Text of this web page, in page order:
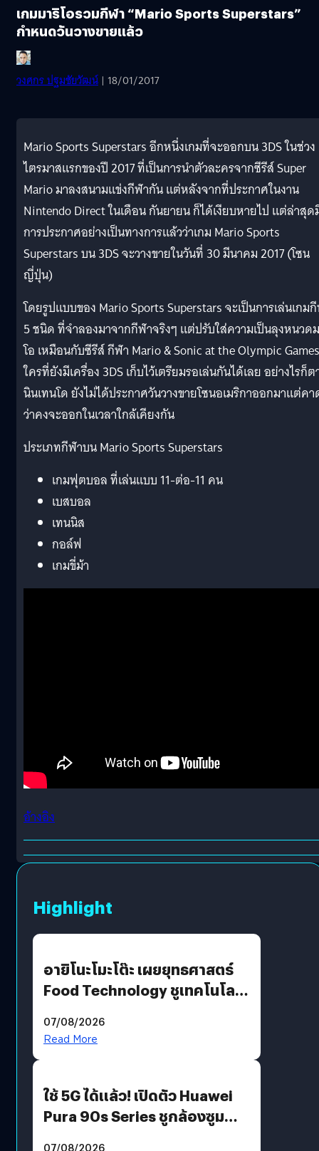
เกมมาริโอรวมกีฬา “Mario Sports Superstars”
กำหนดวันวางขายแล้ว
วงศกร ปฐมชัยวัฒน์ | 18/01/2017
Mario Sports Superstars อีกหนึ่งเกมที่จะออกบน 3DS ในช่วง
ไตรมาสแรกของปี 2017 ที่เป็นการนำตัวละครจากซีรีส์ Super
Mario มาลงสนามแข่งกีฬากัน แต่หลังจากที่ประกาศในงาน
Nintendo Direct ในเดือน กันยายน ก็ได้เงียบหายไป แต่ล่าสุด
การประกาศอย่างเป็นทางการแล้วว่าเกม Mario Sports
Superstars บน 3DS จะวางขายในวันที่ 30 มีนาคม 2017 (โซน
ญี่ปุ่น)
โดยรูปแบบของ Mario Sports Superstars จะเป็นการเล่นเกม
5 ชนิด ที่จำลองมาจากกีฬาจริงๆ แต่ปรับใส่ความเป็นลุงหนวด
โอ เหมือนกับซีรีส์ กีฬา Mario & Sonic at the Olympic Games
ใครที่ยังมีเครื่อง 3DS เก็บไว้เตรียมรอเล่นกันได้เลย อย่างไรก็
นินเทนโด ยังไม่ได้ประกาศวันวางขายโซนอเมริกาออกมาแต่ค
ว่าคงจะออกในเวลาใกล้เคียงกัน
ประเภทกีฬาบน Mario Sports Superstars
เกมฟุตบอล ที่เล่นแบบ 11-ต่อ-11 คน
เบสบอล
เทนนิส
กอล์ฟ
เกมขี่ม้า
อ้างอิง
Highlight
อายิโนะโมะโต๊ะ เผยยุทธศาสตร์
Food Technology ชูเทคโนโลยี
บริโภคและ B2B
07/08/2026
Read More
ใช้ 5G ได้แล้ว! เปิดตัว Huawei
Pura 90s Series ชูกล้องซูม
07/08/2026